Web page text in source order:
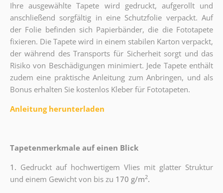
Ihre ausgewählte Tapete wird gedruckt, aufgerollt und
anschließend sorgfältig in eine Schutzfolie verpackt. Auf
der Folie befinden sich Papierbänder, die die Fototapete
fixieren. Die Tapete wird in einem stabilen Karton verpackt,
der während des Transports für Sicherheit sorgt und das
Risiko von Beschädigungen minimiert. Jede Tapete enthält
zudem eine praktische Anleitung zum Anbringen, und als
Bonus erhalten Sie kostenlos Kleber für Fototapeten.
Anleitung herunterladen
Tapetenmerkmale auf einen Blick
1. Gedruckt auf hochwertigem Vlies mit glatter Struktur
und einem Gewicht von bis zu 170 g/m2.